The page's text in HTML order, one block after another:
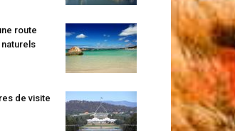
route
naturels
de visite